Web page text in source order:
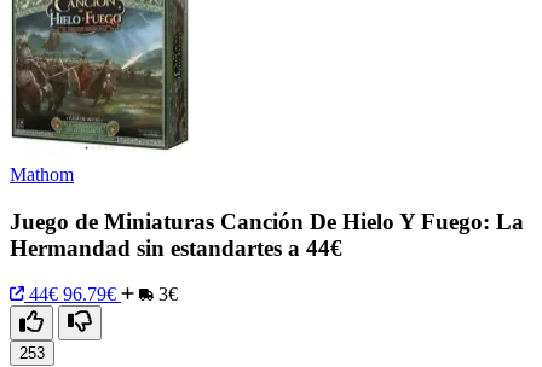
Mathom
Juego de Miniaturas Canción De Hielo Y Fuego: La
Hermandad sin estandartes a 44€
44€ 96.79€ 3€
253